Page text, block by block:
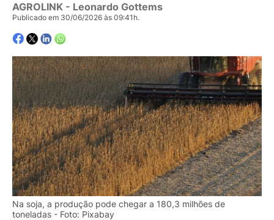
AGROLINK - Leonardo Gottems
Publicado em 30/06/2026 às 09:41h.
Na soja, a produção pode chegar a 180,3 milhões de
toneladas - Foto: Pixabay